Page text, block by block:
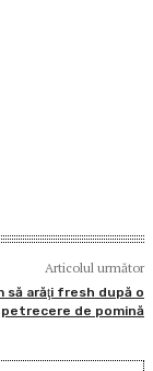
Articolul următor
să arăţi fresh după o
petrecere de pomină